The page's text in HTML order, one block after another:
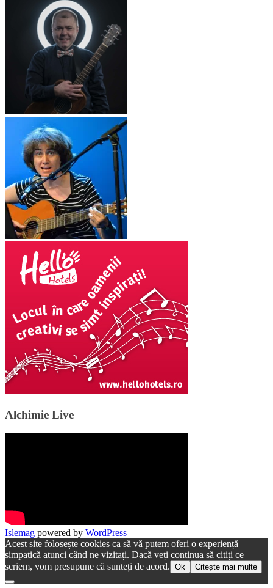
Alchimie Live
Islemag powered by WordPress
Acest site folosește cookies ca să vă putem oferi o experiență
simpatică atunci când ne vizitați. Dacă veți continua să citiți ce
scriem, vom presupune că sunteți de acord. Ok Citește mai multe